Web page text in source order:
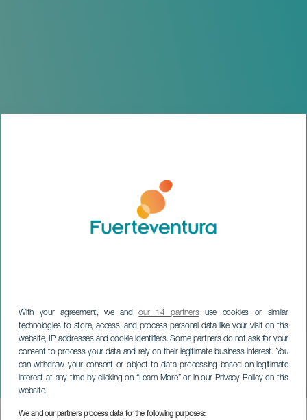
With your agreement, we andour 14 partnersuse cookies or similar
technologies to store, access, and process personal data like your visit on this
website, IP addresses and cookie identifiers. Some partners do not ask for your
consent to process your data and rely on their legitimate business interest. You
can withdraw your consent or object to data processing based on legitimate
interest at any time by clicking on “Learn More” or in our Privacy Policy on this
website.
We and our partners process data for the following purposes:
Ensemble Nasmé & Michael
BarenBoim
FUERTEVENTURA